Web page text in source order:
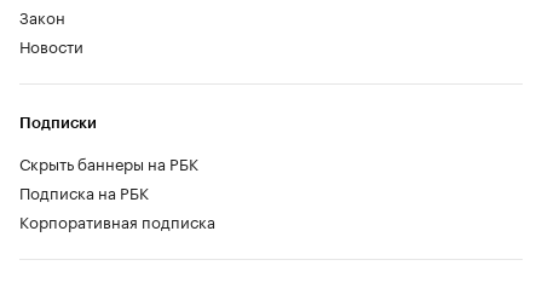
Закон
Новости
Подписки
Скрыть баннеры на РБК
Подписка на РБК
Корпоративная подписка